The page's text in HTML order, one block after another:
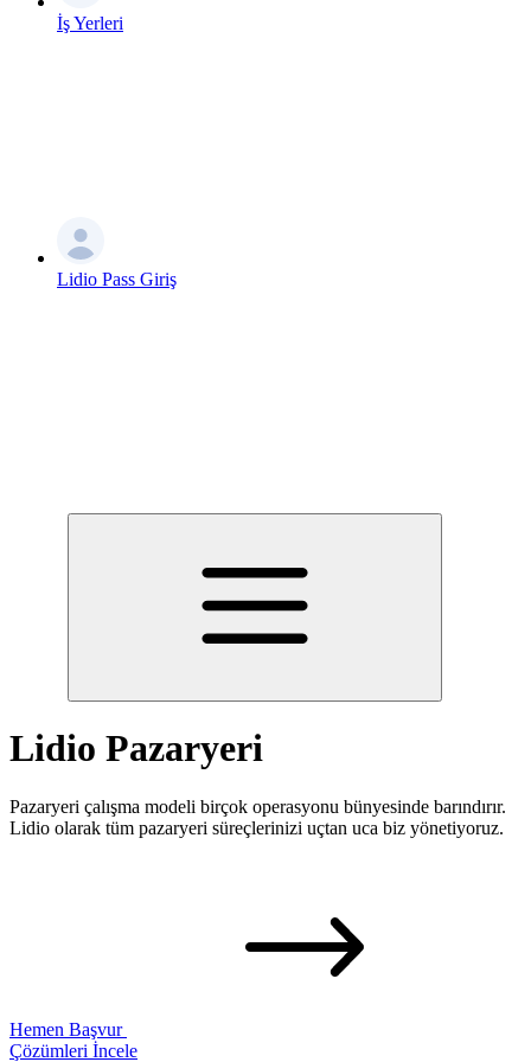
İş Yerleri
Lidio Pass Giriş
Lidio Pazaryeri
Pazaryeri çalışma modeli birçok operasyonu bünyesinde barındırır.
Lidio olarak tüm pazaryeri süreçlerinizi uçtan uca biz yönetiyoruz.
Hemen Başvur
Çözümleri İncele